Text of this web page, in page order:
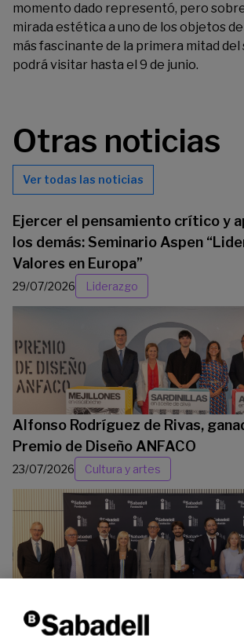
momento dado representó, pero
mirada estética a uno de los objetos
más fascinante de la primera mitad del
podrá visitar hasta el 9 de junio.
Otras noticias
Ver todas las noticias
Ejercer el pensamiento crítico y
los demás: Seminario Aspen
Valores en Europa”
29/07/2026 Liderazgo
Alfonso Rodríguez de Rivas,
Premio de Diseño ANFACO
23/07/2026 Cultura y artes
La Fundación Banco Sabadell
investigadores en los ámbitos de